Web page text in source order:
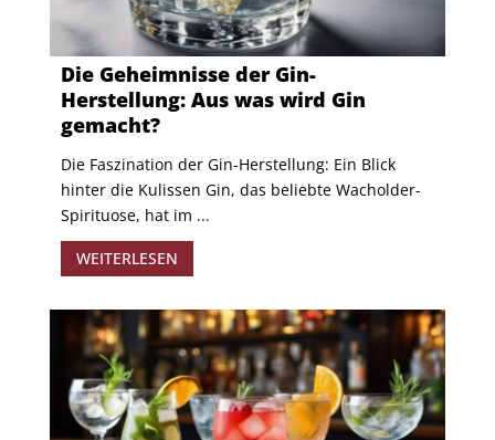
Die Geheimnisse der Gin-
Herstellung: Aus was wird Gin
gemacht?
Die Faszination der Gin-Herstellung: Ein Blick
hinter die Kulissen Gin, das beliebte Wacholder-
Spirituose, hat im ...
WEITERLESEN